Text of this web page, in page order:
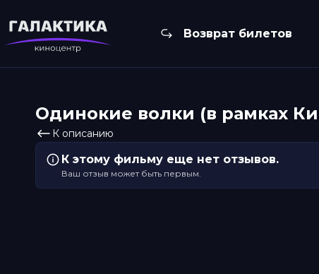
Возврат билетов
Одинокие волки (в рамках
К описанию
К этому фильму еще нет отзывов.
Ваш отзыв может быть первым.